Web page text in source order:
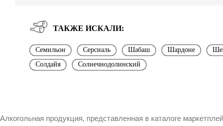
ТАКЖЕ ИСКАЛИ:
Семильон Серсиаль Шабаш Шардоне
Солдайя
Солнечнодолинский
Алкогольная продукция, представленная в каталоге